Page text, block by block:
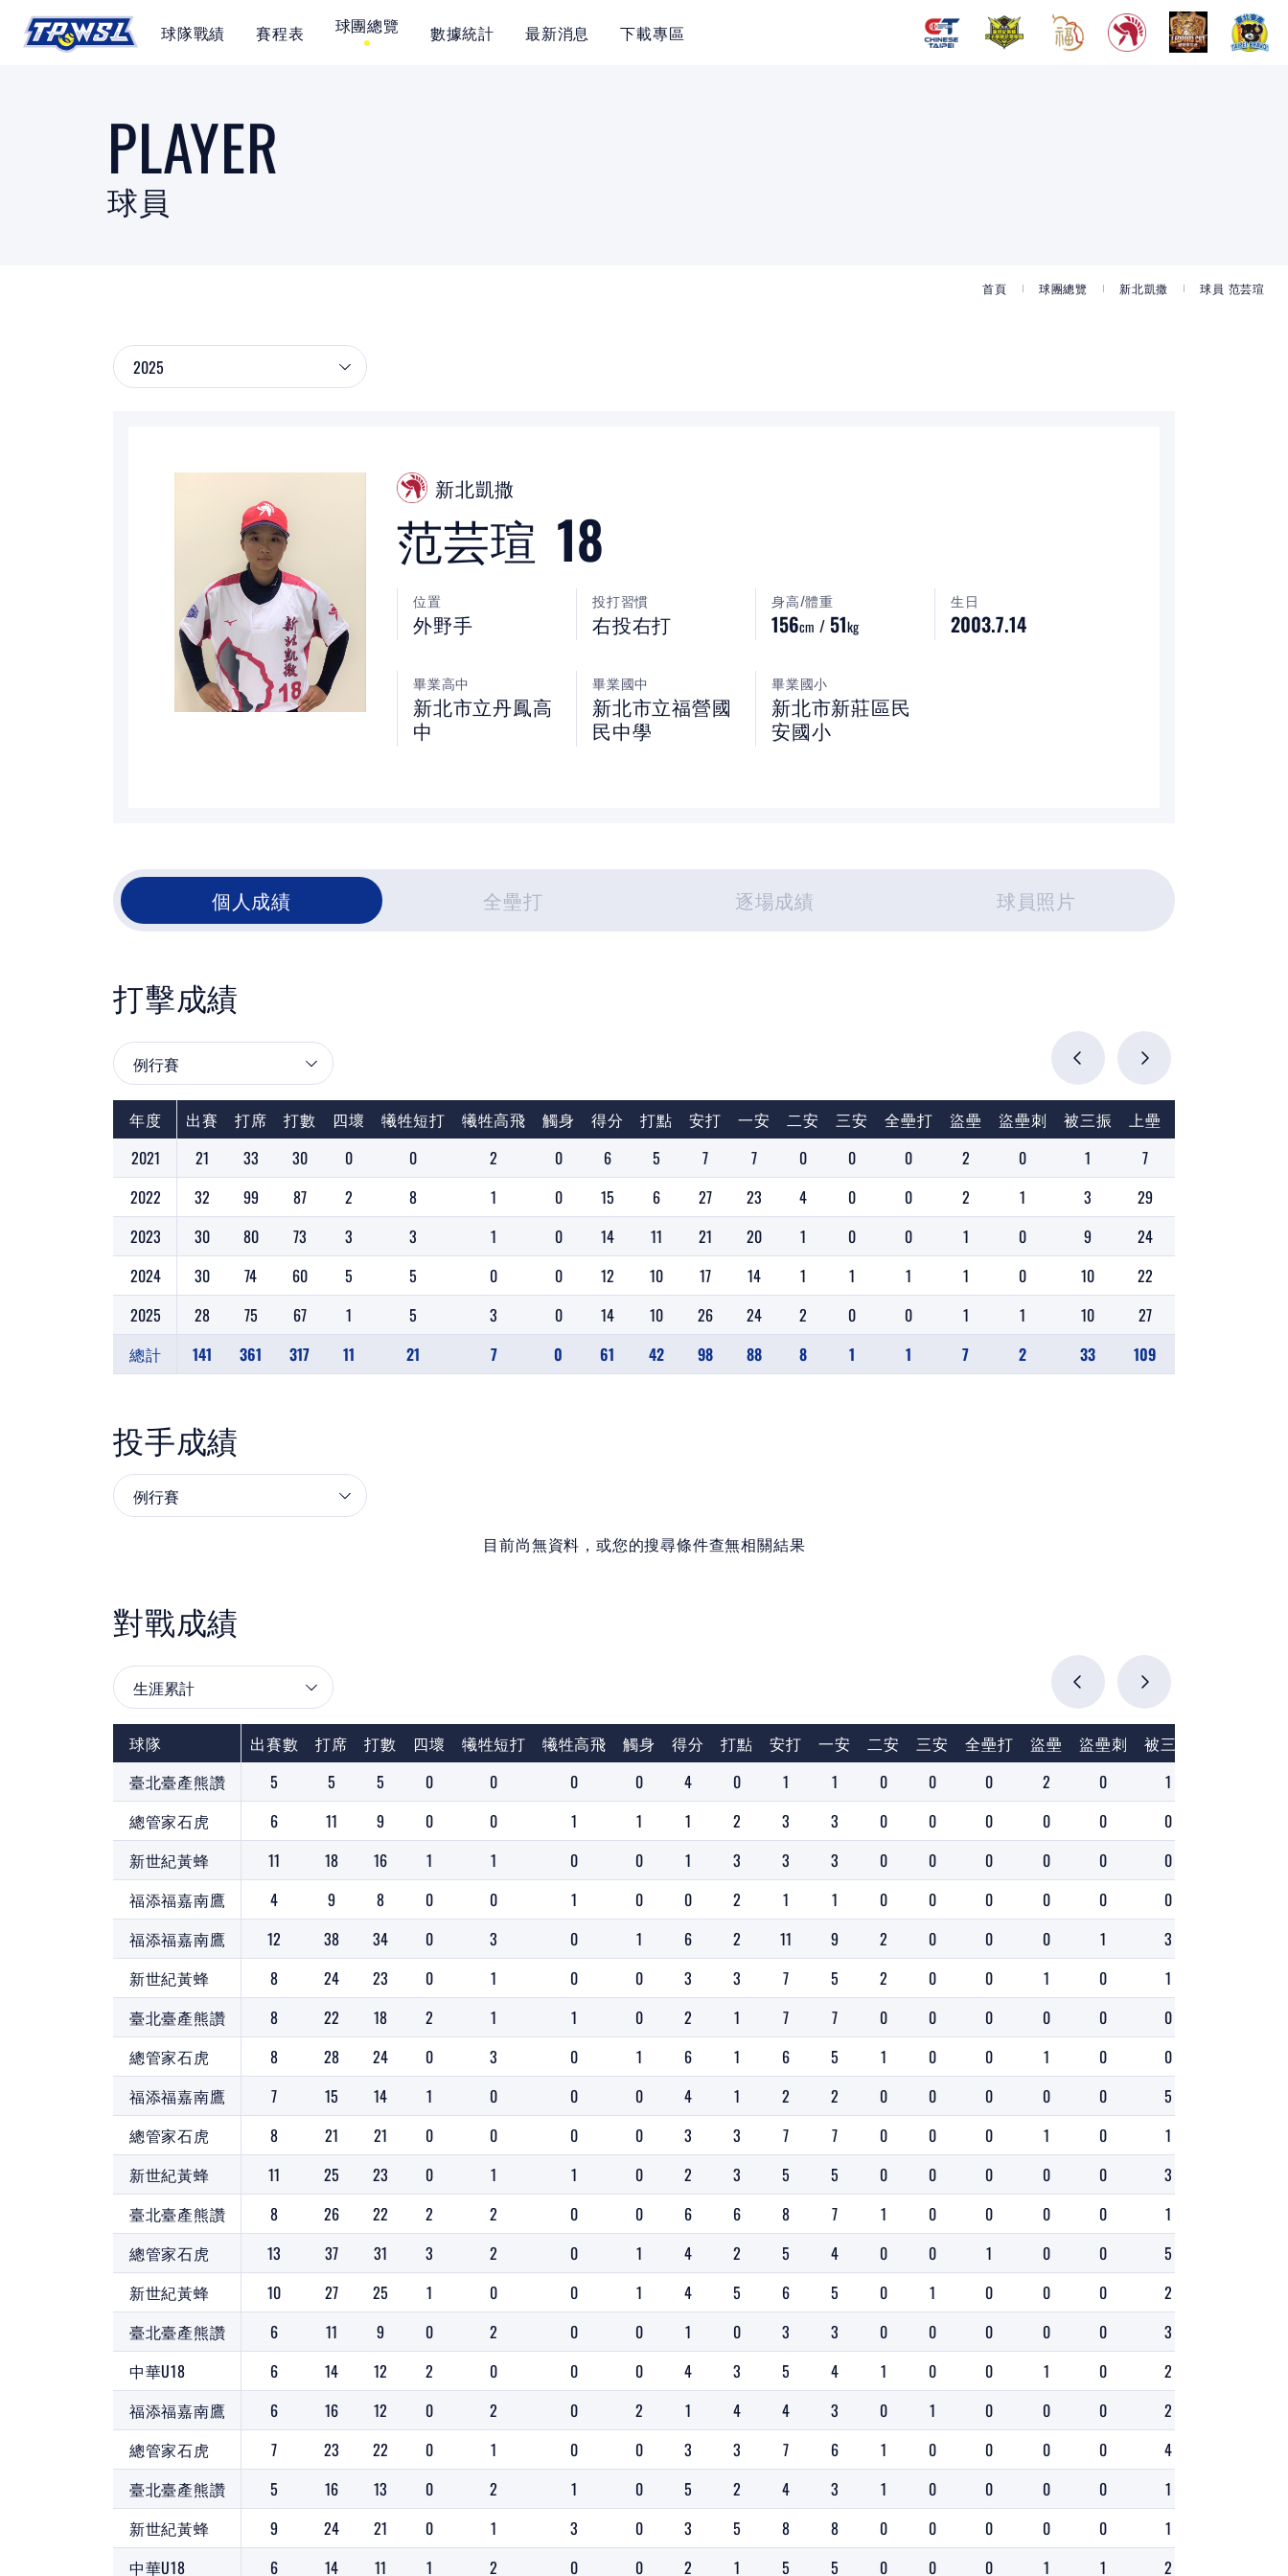
球隊戰績 賽程表 球團總覽 數據統計 最新消息 下載專區
球隊戰績
賽程表
關於聯盟
PLAYER
球員
首頁 球團總覽 新北凱撒 球員 范芸瑄
新北凱撒
范芸瑄 18
位置
外野手
投打習慣
右投右打
身高/體重
156cm / 51kg
生日
2003.7.14
畢業高中
新北市立丹鳳高
中
畢業國中
新北市立福營國
民中學
畢業國小
新北市新莊區民
安國小
個人成績 全壘打 逐場成績 球員照片
打擊成績
年度 出賽 打席 打數 四壞 犧牲短打 犧牲高飛 觸身 得分 打點 安打 一安 二安 三安 全壘打 盜壘 盜壘刺 被三振 上壘
2021
21 33 30 0 0 2 0 6 5 7 7 0 0 0 2 0 1 7
2022
32 99 87 2 8 1 0 15 6 27 23 4 0 0 2 1 3 29
2023
30 80 73 3 3 1 0 14 11 21 20 1 0 0 1 0 9 24
2024
30 74 60 5 5 0 0 12 10 17 14 1 1 1 1 0 10 22
2025
28 75 67 1 5 3 0 14 10 26 24 2 0 0 1 1 10 27
總計
141 361 317 11 21 7 0 61 42 98 88 8 1 1 7 2 33 109
投手成績
目前尚無資料，或您的搜尋條件查無相關結果
對戰成績
球隊 出賽數 打席 打數 四壞 犧牲短打 犧牲高飛 觸身 得分 打點 安打 一安 二安 三安 全壘打 盜壘 盜壘刺 被三振
臺北臺產熊讚
5 5 5 0 0 0 0 4 0 1 1 0 0 0 2 0 1
總管家石虎
6 11 9 0 0 1 1 1 2 3 3 0 0 0 0 0 0
新世紀黃蜂
11 18 16 1 1 0 0 1 3 3 3 0 0 0 0 0 0
福添福嘉南鷹
4 9 8 0 0 1 0 0 2 1 1 0 0 0 0 0 0
福添福嘉南鷹
12 38 34 0 3 0 1 6 2 11 9 2 0 0 0 1 3
新世紀黃蜂
8 24 23 0 1 0 0 3 3 7 5 2 0 0 1 0 1
臺北臺產熊讚
8 22 18 2 1 1 0 2 1 7 7 0 0 0 0 0 0
總管家石虎
8 28 24 0 3 0 1 6 1 6 5 1 0 0 1 0 0
福添福嘉南鷹
7 15 14 1 0 0 0 4 1 2 2 0 0 0 0 0 5
總管家石虎
8 21 21 0 0 0 0 3 3 7 7 0 0 0 1 0 1
新世紀黃蜂
11 25 23 0 1 1 0 2 3 5 5 0 0 0 0 0 3
臺北臺產熊讚
8 26 22 2 2 0 0 6 6 8 7 1 0 0 0 0 1
總管家石虎
13 37 31 3 2 0 1 4 2 5 4 0 0 1 0 0 5
新世紀黃蜂
10 27 25 1 0 0 1 4 5 6 5 0 1 0 0 0 2
臺北臺產熊讚
6 11 9 0 2 0 0 1 0 3 3 0 0 0 0 0 3
中華U18
6 14 12 2 0 0 0 4 3 5 4 1 0 0 1 0 2
福添福嘉南鷹
6 16 12 0 2 0 2 1 4 4 3 0 1 0 0 0 2
總管家石虎
7 23 22 0 1 0 0 3 3 7 6 1 0 0 0 0 4
臺北臺產熊讚
5 16 13 0 2 1 0 5 2 4 3 1 0 0 0 0 1
新世紀黃蜂
9 24 21 0 1 3 0 3 5 8 8 0 0 0 0 0 1
中華U18
6 14 11 1 2 0 0 2 1 5 5 0 0 0 1 1 2